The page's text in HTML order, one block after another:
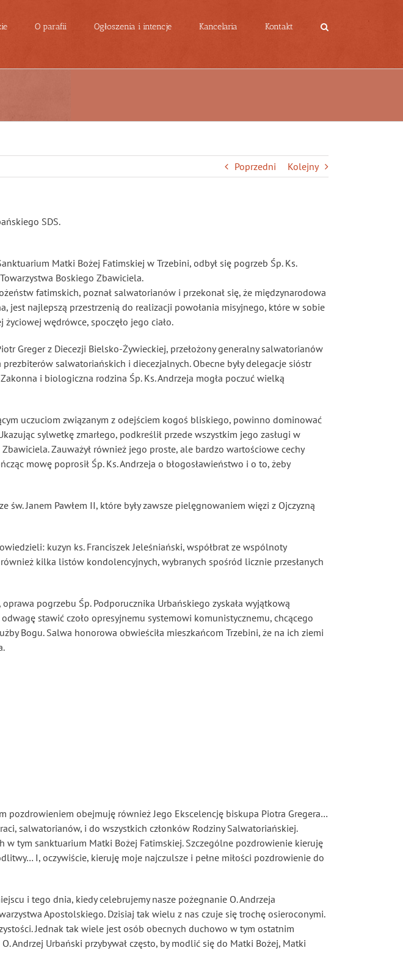
O parafii Ogłoszenia i intencje Kancelaria Kontakt
Poprzedni Kolejny
SDS.
Matki Bożej Fatimskiej w Trzebini, odbył się pogrzeb Śp. Ks.
Boskiego Zbawiciela.
fatimskich, poznał salwatorianów i przekonał się, że międzynarodowa
jest najlepszą przestrzenią do realizacji powołania misyjnego, które w sobie
wędrówce, spoczęło jego ciało.
Greger z Diecezji Bielsko-Żywieckiej, przełożony generalny salwatorianów
salwatoriańskich i diecezjalnych. Obecne były delegacje sióstr
i biologiczna rodzina Śp. Ks. Andrzeja mogła poczuć wielką
uczuciom związanym z odejściem kogoś bliskiego, powinno dominować
sylwetkę zmarłego, podkreślił przede wszystkim jego zasługi w
Zauważył również jego proste, ale bardzo wartościowe cechy
mowę poprosił Śp. Ks. Andrzeja o błogosławieństwo i o to, żeby
św. Janem Pawłem II, które były zawsze pielęgnowaniem więzi z Ojczyzną
kuzyn ks. Franciszek Jeleśniański, współbrat ze wspólnoty
kilka listów kondolencyjnych, wybranych spośród licznie przesłanych
pogrzebu Śp. Podporucznika Urbańskiego zyskała wyjątkową
stawić czoło opresyjnemu systemowi komunistycznemu, chcącego
Bogu. Salwa honorowa obwieściła mieszkańcom Trzebini, że na ich ziemi
pozdrowieniem obejmuję również Jego Ekscelencję biskupa Piotra Gregera…
salwatorianów, i do wszystkich członków Rodziny Salwatoriańskiej.
w tym sanktuarium Matki Bożej Fatimskiej. Szczególne pozdrowienie kieruję
I, oczywiście, kieruję moje najczulsze i pełne miłości pozdrowienie do
i tego dnia, kiedy celebrujemy nasze pożegnanie O. Andrzeja
Apostolskiego. Dzisiaj tak wielu z nas czuje się trochę osieroconymi.
Jednak tak wiele jest osób obecnych duchowo w tym ostatnim
Andrzej Urbański przybywał często, by modlić się do Matki Bożej, Matki